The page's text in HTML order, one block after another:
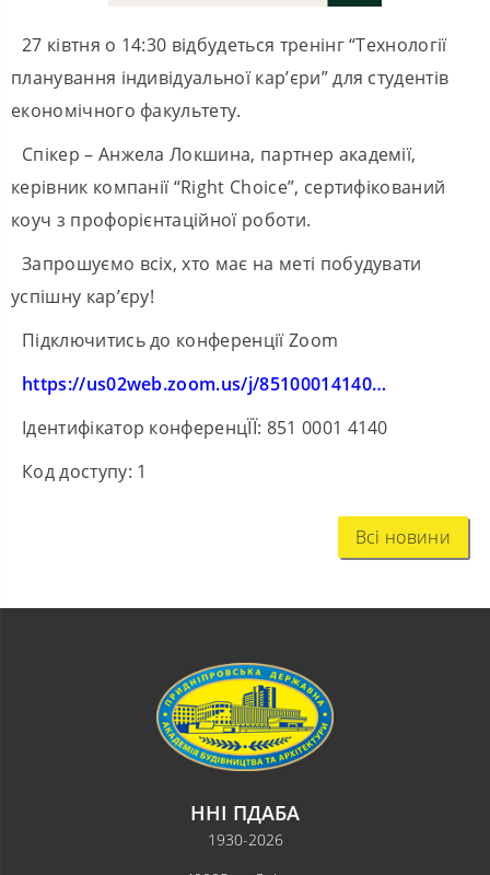
27 ківтня о 14:30 відбудеться тренінг “Технології
планування індивідуальної кар’єри” для студентів
економічного факультету.
Спікер – Анжела Локшина, партнер академії,
керівник компанії “Right Choice”, сертифікований
коуч з профорієнтаційної роботи.
Запрошуємо всіх, хто має на меті побудувати
успішну кар’єру!
Підключитись до конференції Zoom
https://us02web.zoom.us/j/85100014140…
Ідентифікатор конференцЇЇ: 851 0001 4140
Код доступу: 1
Всі новини
ННІ ПДАБА
1930-2026